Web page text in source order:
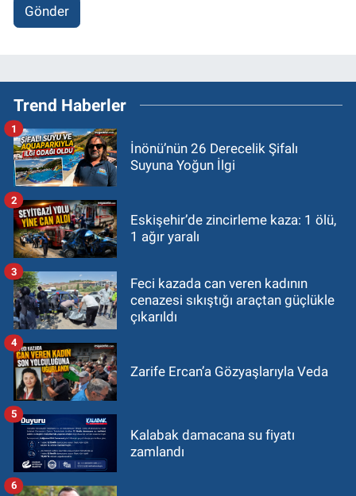
Gönder
Trend Haberler
İnönü’nün 26 Derecelik Şifalı
Suyuna Yoğun İlgi
1
Eskişehir’de zincirleme kaza: 1 ölü,
1 ağır yaralı
2
Feci kazada can veren kadının
cenazesi sıkıştığı araçtan güçlükle
çıkarıldı
3
Zarife Ercan’a Gözyaşlarıyla Veda
4
Kalabak damacana su fiyatı
zamlandı
5
6